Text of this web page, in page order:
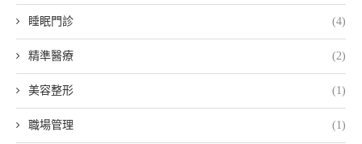
睡眠門診 (4)
精準醫療 (2)
美容整形 (1)
職場管理 (1)